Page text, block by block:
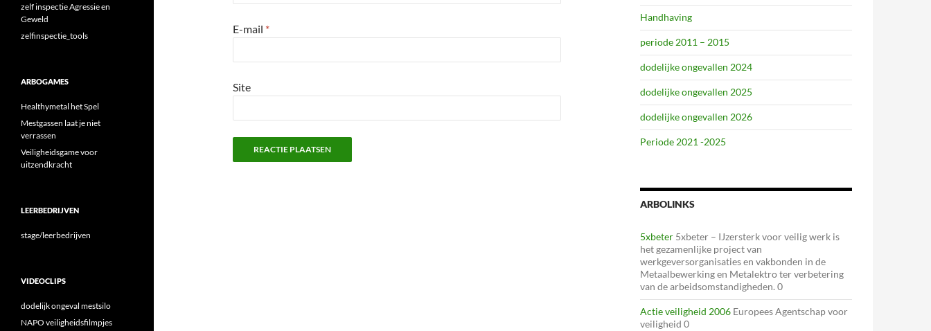
E-mail *
Site
Handhaving
periode 2011 – 2015
dodelijke ongevallen 2024
dodelijke ongevallen 2025
dodelijke ongevallen 2026
Periode 2021 -2025
ARBOLINKS
5xbeter 5xbeter – IJzersterk voor veilig werk is
het gezamenlijke project van
werkgeversorganisaties en vakbonden in de
Metaalbewerking en Metalektro ter verbetering
van de arbeidsomstandigheden. 0
Actie veiligheid 2006 Europees Agentschap voor
veiligheid 0
zelf inspectie Agressie en
Geweld
zelfinspectie_tools
ARBOGAMES
Healthymetal het Spel
Mestgassen laat je niet
verrassen
Veiligheidsgame voor
uitzendkracht
LEERBEDRIJVEN
stage/leerbedrijven
VIDEOCLIPS
dodelijk ongeval mestsilo
NAPO veiligheidsfilmpjes